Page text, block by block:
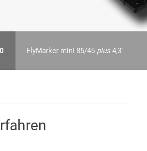
FlyMarker mini 85/45 plus4,3''